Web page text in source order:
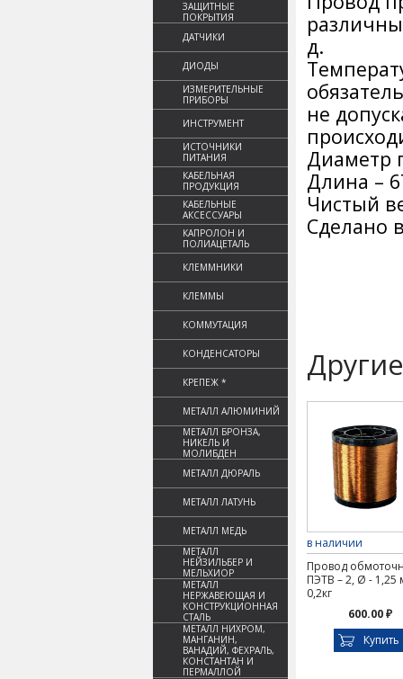
ЗАЩИТНЫЕ
ПОКРЫТИЯ
ДАТЧИКИ
ДИОДЫ
ИЗМЕРИТЕЛЬНЫЕ
ПРИБОРЫ
ИНСТРУМЕНТ
ИСТОЧНИКИ
ПИТАНИЯ
КАБЕЛЬНАЯ
ПРОДУКЦИЯ
КАБЕЛЬНЫЕ
АКСЕССУАРЫ
КАПРОЛОН И
ПОЛИАЦЕТАЛЬ
КЛЕММНИКИ
КЛЕММЫ
КОММУТАЦИЯ
КОНДЕНСАТОРЫ
КРЕПЕЖ *
МЕТАЛЛ АЛЮМИНИЙ
МЕТАЛЛ БРОНЗА,
НИКЕЛЬ И
МОЛИБДЕН
МЕТАЛЛ ДЮРАЛЬ
МЕТАЛЛ ЛАТУНЬ
МЕТАЛЛ МЕДЬ
МЕТАЛЛ
НЕЙЗИЛЬБЕР И
МЕЛЬХИОР
МЕТАЛЛ
НЕРЖАВЕЮЩАЯ И
КОНСТРУКЦИОННАЯ
СТАЛЬ
МЕТАЛЛ НИХРОМ,
МАНГАНИН,
ВАНАДИЙ, ФЕХРАЛЬ,
КОНСТАНТАН И
ПЕРМАЛЛОЙ
д.
не
Диаметр
Длина –
Чистый
Сделано
в наличии
Провод
ПЭТВ – 2, Ø - 1,25
0,2кг
600.00 ₽
Купить